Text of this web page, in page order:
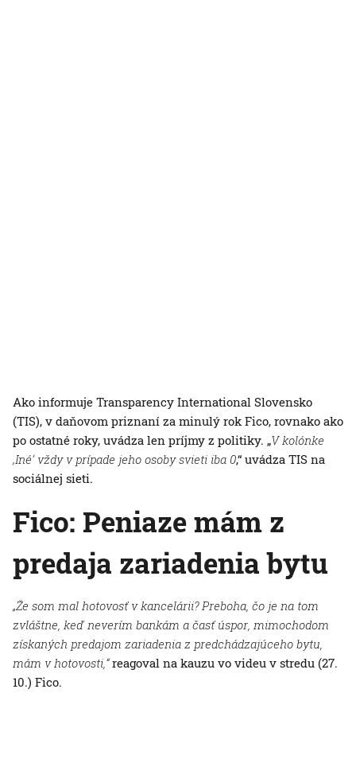
Ako informuje Transparency International Slovensko
(TIS), v daňovom priznaní za minulý rok Fico, rovnako ako
po ostatné roky, uvádza len príjmy z politiky. „V kolónke
‚Iné‘ vždy v prípade jeho osoby svieti iba 0,“ uvádza TIS na
sociálnej sieti.
Fico: Peniaze mám z
predaja zariadenia bytu
„Že som mal hotovosť v kancelárii? Preboha, čo je na tom
zvláštne, keď neverím bankám a časť úspor, mimochodom
získaných predajom zariadenia z predchádzajúceho bytu,
mám v hotovosti,“reagoval na kauzu vo videu v stredu (27.
10.) Fico.